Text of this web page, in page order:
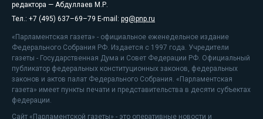
редактора — Абдуллаев М.Р.
Тел.: +7 (495) 637–69–79 E-mail: pg@pnp.ru
«Парламентская газета» - официальное еженедельное издание
Федерального Собрания РФ. Издается с 1997 года. Учредители
газеты - Государственная Дума и Совет Федерации РФ. Официальный
публикатор федеральных конституционных законов, федеральных
законов и актов палат Федерального Собрания. «Парламентская
газета» имеет пункты печати и представительства в десяти субъектах
федерации.
Сайт «Парламентской газеты» - это оперативные новости и